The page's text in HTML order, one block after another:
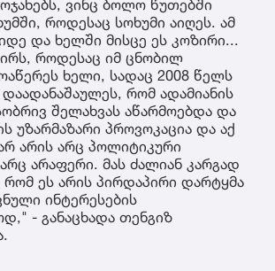
ვინც ბოლო წუთებში
როდესაც სოხუმი აიღეს. ამ
და ხელში მისცე ეს კოზირი...
როდესაც იმ ცნობილ
ხელი, სადაც 2008 წელს
რომ ადამიანის
შელახვას აწარმოებდა და
უზარმაზარი პროვოკაცია და აქ
არის არც პოლიტიკური
არაფერი. მას ძალიან კარგად
ეს არის პირდაპირი დარტყმა
ინტერესების
- განაცხადა თენგიზ